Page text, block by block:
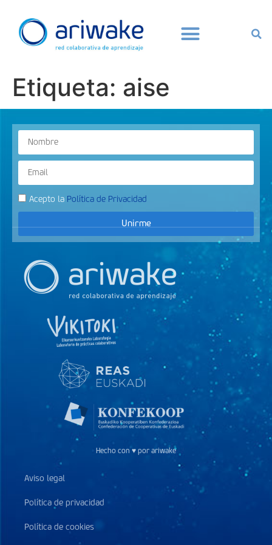
Etiqueta: aise
Acepto la Política de Privacidad
Unirme
Hecho con ♥ por ariwake
Aviso legal
Política de privacidad
Política de cookies